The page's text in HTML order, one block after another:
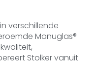
verschillende
Monuglas®
Stolker vanuit